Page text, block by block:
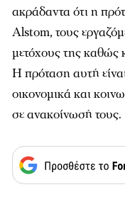
ακράδαντα ότι η
Alstom, τους
μετόχους της καθώς
Η πρόταση αυτή
οικονομικά και
σε ανακοίνωσή τους.